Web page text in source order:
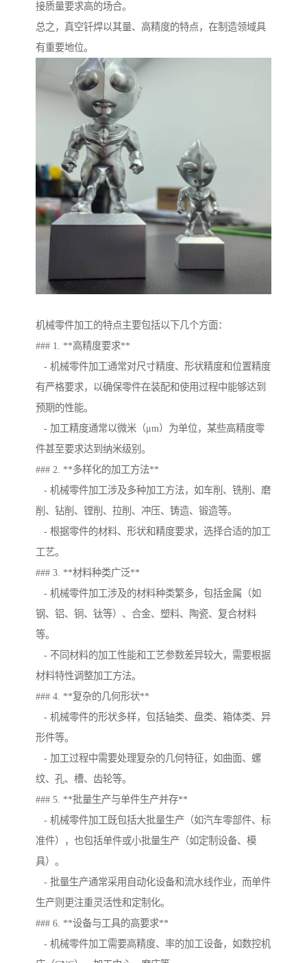
接质量要求高的场合。
总之，真空钎焊以其量、高精度的特点，在制造领域具
有重要地位。
机械零件加工的特点主要包括以下几个方面：
### 1. **高精度要求**
- 机械零件加工通常对尺寸精度、形状精度和位置精度
有严格要求，以确保零件在装配和使用过程中能够达到
预期的性能。
- 加工精度通常以微米（μm）为单位，某些高精度零
件甚至要求达到纳米级别。
### 2. **多样化的加工方法**
- 机械零件加工涉及多种加工方法，如车削、铣削、磨
削、钻削、镗削、拉削、冲压、铸造、锻造等。
- 根据零件的材料、形状和精度要求，选择合适的加工
工艺。
### 3. **材料种类广泛**
- 机械零件加工涉及的材料种类繁多，包括金属（如
钢、铝、铜、钛等）、合金、塑料、陶瓷、复合材料
等。
- 不同材料的加工性能和工艺参数差异较大，需要根据
材料特性调整加工方法。
### 4. **复杂的几何形状**
- 机械零件的形状多样，包括轴类、盘类、箱体类、异
形件等。
- 加工过程中需要处理复杂的几何特征，如曲面、螺
纹、孔、槽、齿轮等。
### 5. **批量生产与单件生产并存**
- 机械零件加工既包括大批量生产（如汽车零部件、标
准件），也包括单件或小批量生产（如定制设备、模
具）。
- 批量生产通常采用自动化设备和流水线作业，而单件
生产则更注重灵活性和定制化。
### 6. **设备与工具的高要求**
- 机械零件加工需要高精度、率的加工设备，如数控机